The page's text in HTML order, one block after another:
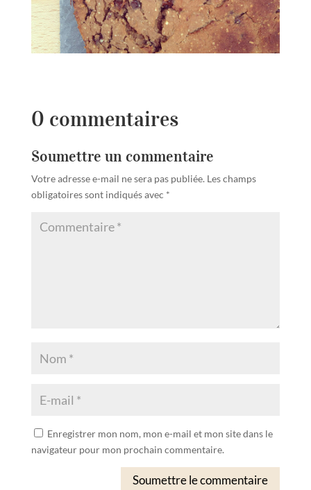
0 commentaires
Soumettre un commentaire
Votre adresse e-mail ne sera pas publiée. Les champs
obligatoires sont indiqués avec *
Enregistrer mon nom, mon e-mail et mon site dans le
navigateur pour mon prochain commentaire.
Soumettre le commentaire